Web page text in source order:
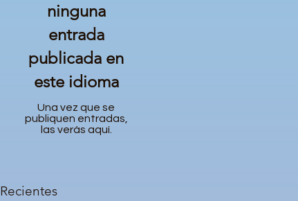
ninguna
entrada
publicada en
este idioma
Una vez que se
publiquen entradas,
las verás aquí.
Recientes